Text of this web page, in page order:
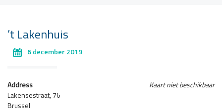
’t Lakenhuis
6 december 2019
Kaart niet beschikbaar
Address
Lakensestraat, 76
Brussel